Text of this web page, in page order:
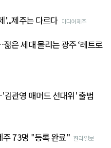
'...제주는 다르다 미디어제주
은 세대 몰리는 광주 ‘레트로
관영 매머드 선대위' 출범
주 73명 "등록 완료" 한라일보